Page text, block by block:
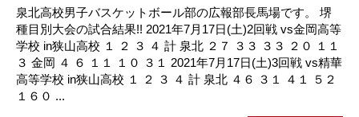
泉北高校男子バスケットボール部の広報部長馬場です。 堺
種目別大会の試合結果!! 2021年7月17日(土)2回戦 vs金岡高等
学校 in狭山高校 １ ２ ３ ４ 計 泉北 ２７ ３３ ３３ ２０ １１
３ 金岡 ４ ６ １１ １０ ３１ 2021年7月17日(土)3回戦 vs精華
高等学校 in狭山高校 １ ２ ３ ４ 計 泉北 ４６ ３１ ４１ ５２
１６０ ...